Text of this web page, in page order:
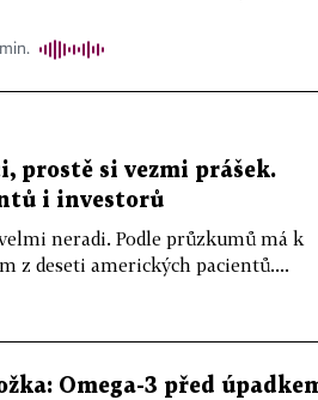
prostě si vezmi prášek.
i investorů
neradi. Podle průzkumů má k
z deseti amerických pacientů....
Omega-3 před